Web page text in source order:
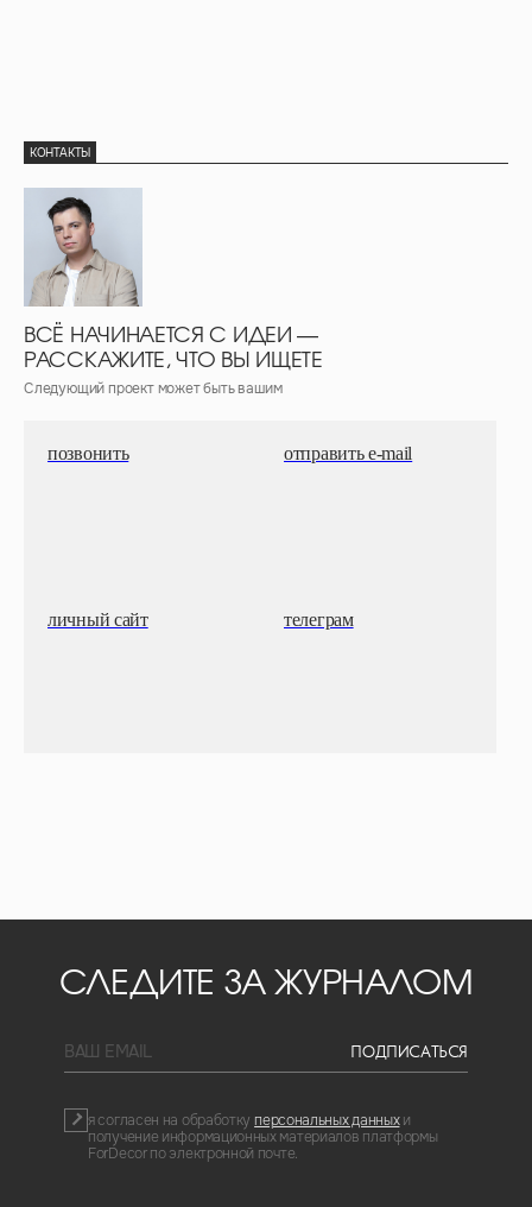
КОНТАКТЫ
ВСЁ НАЧИНАЕТСЯ С ИДЕИ —
РАССКАЖИТЕ, ЧТО ВЫ ИЩЕТЕ
Следующий проект может быть вашим
позвонить отправить e-mail
личный сайт телеграм
СЛЕДИТЕ ЗА ЖУРНАЛОМ
BAШ EMAIL ПОДПИСАТЬСЯ
я согласен на обработку персональных данных и
получение информационных материалов платформы
ForDecor по электронной почте.